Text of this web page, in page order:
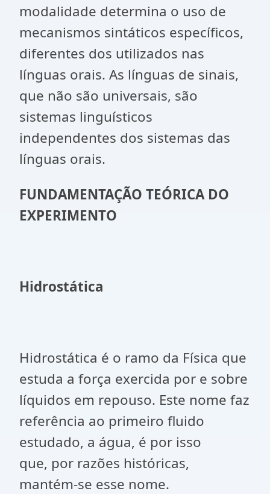
modalidade determina o uso de
mecanismos sintáticos específicos,
diferentes dos utilizados nas
línguas orais. As línguas de sinais,
que não são universais, são
sistemas linguísticos
independentes dos sistemas das
línguas orais.
FUNDAMENTAÇÃO TEÓRICA DO
EXPERIMENTO
Hidrostática
Hidrostática é o ramo da Física que
estuda a força exercida por e sobre
líquidos em repouso. Este nome faz
referência ao primeiro fluido
estudado, a água, é por isso
que, por razões históricas,
mantém-se esse nome.